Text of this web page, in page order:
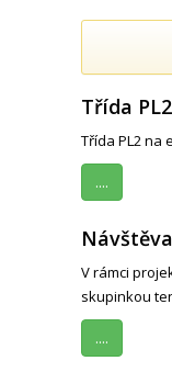
Třída
Třída PL2 na
....
V rámci
skupinkou
....